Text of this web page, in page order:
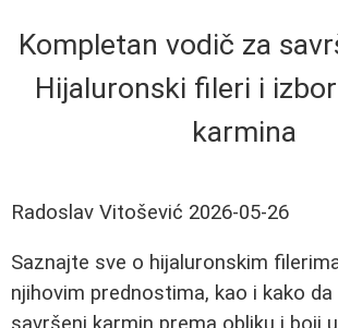
Kompletan vodič za
Hijaluronski fileri i
karmina
Radoslav Vitošević 2026-05-26
Saznajte sve o hijaluronskim
njihovim prednostima, kao i kako